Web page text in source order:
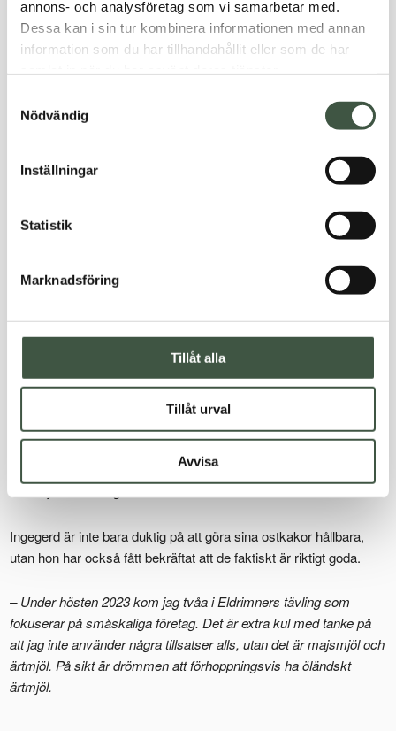
annons- och analysföretag som vi samarbetar med.
Dessa kan i sin tur kombinera informationen med annan
information som du har tillhandahållit eller som de har
Nödvändig
Inställningar
Statistik
Marknadsföring
Tillåt alla
Tillåt urval
Avvisa
Ingegerd fortsätter berätta engagerat:
pappersformar eller köper mina serveringsfat på loppis, det
känns ju inte värdigt att servera ostkakan i en aluminiumform!
Ingegerd är inte bara duktig på att göra sina ostkakor hållbara,
utan hon har också fått bekräftat att de faktiskt är riktigt goda.
– Under hösten 2023 kom jag tvåa i Eldrimners tävling som
fokuserar på småskaliga företag. Det är extra kul med tanke på
att jag inte använder några tillsatser alls, utan det är majsmjöl och
ärtmjöl. På sikt är drömmen att förhoppningsvis ha öländskt
ärtmjöl.